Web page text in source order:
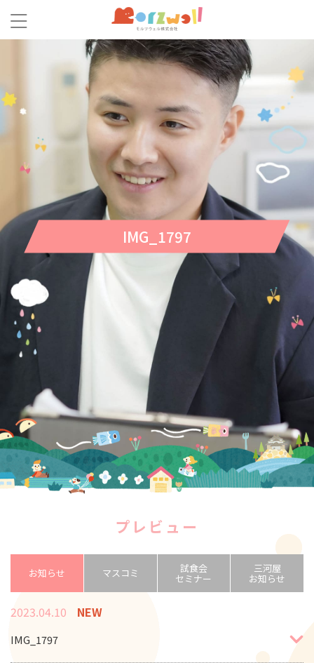
IMG_1797
プレビュー
お知らせ マスコミ 試食会
セミナー
三河屋
お知らせ
2023.04.10 NEW
IMG_1797